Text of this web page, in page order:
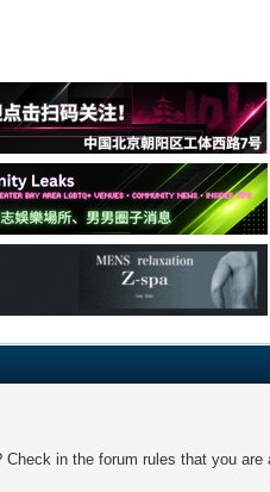
in the forum rules that you are